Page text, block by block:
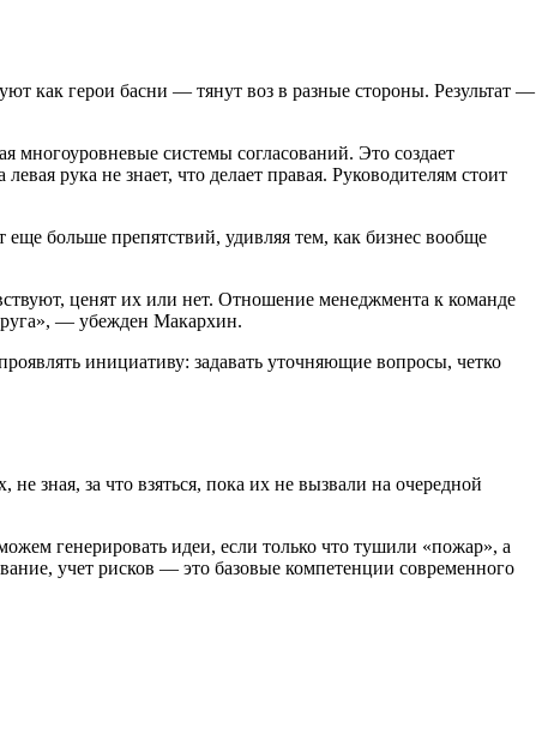
как герои басни — тянут воз в разные стороны. Результат —
системы согласований. Это создает
рука не знает, что делает правая. Руководителям стоит
больше препятствий, удивляя тем, как бизнес вообще
ценят их или нет. Отношение менеджмента к команде
— убежден Макархин.
инициативу: задавать уточняющие вопросы, четко
зная, за что взяться, пока их не вызвали на очередной
генерировать идеи, если только что тушили «пожар», а
учет рисков — это базовые компетенции современного